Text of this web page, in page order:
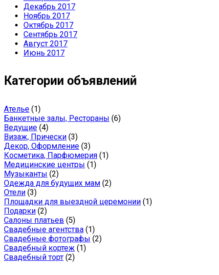
Декабрь 2017
Ноябрь 2017
Октябрь 2017
Сентябрь 2017
Август 2017
Июнь 2017
Категории объявлений
Ателье (1)
Банкетные залы, Рестораны (6)
Ведущие (4)
Визаж, Прически (3)
Декор, Оформление (3)
Косметика, Парфюмерия (1)
Медицинские центры (1)
Музыканты (2)
Одежда для будущих мам (2)
Отели (3)
Площадки для выездной церемонии (1)
Подарки (2)
Салоны платьев (5)
Свадебные агентства (1)
Свадебные фотографы (2)
Свадебный кортеж (1)
Свадебный торт (2)